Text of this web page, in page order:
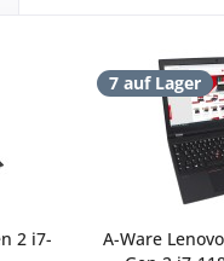
2 i7-
7 auf Lager
A-Ware